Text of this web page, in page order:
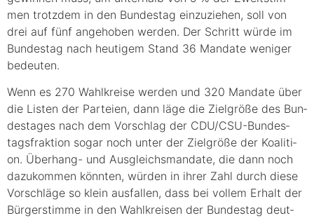
men trotz­dem in den Bun­des­tag ein­zu­zie­hen, soll von
drei auf fünf ange­ho­ben wer­den. Der Schritt wür­de im
Bun­des­tag nach heu­ti­gem Stand 36 Man­da­te weni­ger
bedeuten.
Wenn es 270 Wahl­krei­se wer­den und 320 Man­da­te über
die Lis­ten der Par­tei­en, dann läge die Ziel­grö­ße des Bun­
des­ta­ges nach dem Vor­schlag der CDU/C­SU-Bun­des­
tags­frak­ti­on sogar noch unter der Ziel­grö­ße der Koali­ti­
on. Über­hang- und Aus­gleichs­man­da­te, die dann noch
dazu­kom­men könn­ten, wür­den in ihrer Zahl durch die­se
Vor­schlä­ge so klein aus­fal­len, dass bei vol­lem Erhalt der
Bür­ger­stim­me in den Wahl­krei­sen der Bun­des­tag deut­